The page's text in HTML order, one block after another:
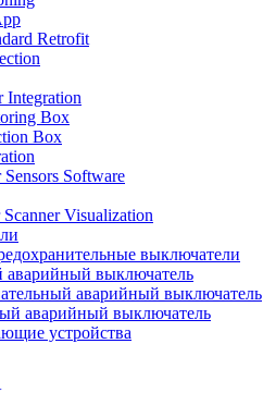
Retrofit
Integration
Box
Box
Software
Scanner Visualization
выключатели
выключатель
аварийный выключатель
аварийный выключатель
устройства